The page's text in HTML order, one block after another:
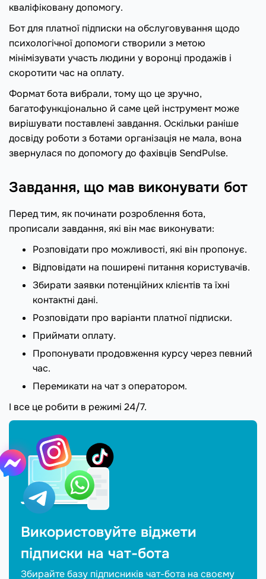
кваліфіковану допомогу.
Бот для платної підписки на обслуговування щодо
психологічної допомоги створили з метою
мінімізувати участь людини у воронці продажів і
скоротити час на оплату.
Формат бота вибрали, тому що це зручно,
багатофункціонально й саме цей інструмент може
вирішувати поставлені завдання. Оскільки раніше
досвіду роботи з ботами організація не мала, вона
звернулася по допомогу до фахівців SendPulse.
Завдання, що мав виконувати бот
Перед тим, як починати розроблення бота,
прописали завдання, які він має виконувати:
Розповідати про можливості, які він пропонує.
Відповідати на поширені питання користувачів.
Збирати заявки потенційних клієнтів та їхні
контактні дані.
Розповідати про варіанти платної підписки.
Приймати оплату.
Пропонувати продовження курсу через певний
час.
Перемикати на чат з оператором.
І все це робити в режимі 24/7.
Використовуйте віджети
підписки на чат-бота
Збирайте базу підписників чат-бота на своєму